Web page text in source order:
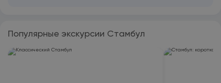
Популярные экскурсии Стамбул